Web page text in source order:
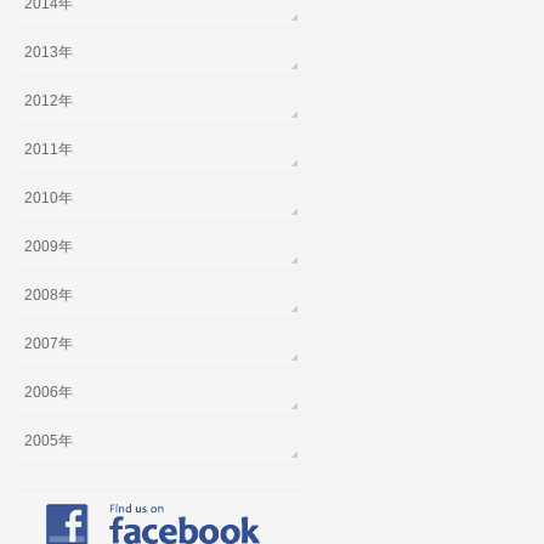
2014年
2013年
2012年
2011年
2010年
2009年
2008年
2007年
2006年
2005年